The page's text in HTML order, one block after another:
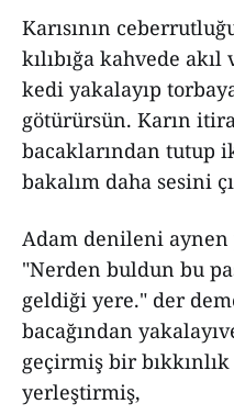
Karısının
kılıbığa kahvede
kedi yakalayıp
götürürsün. Karın
bacaklarından tutup
bakalım daha sesini
Adam denileni aynen
"Nerden buldun bu
geldiği yere." der
bacağından
geçirmiş bir bıkkınlık
yerleştirmiş,